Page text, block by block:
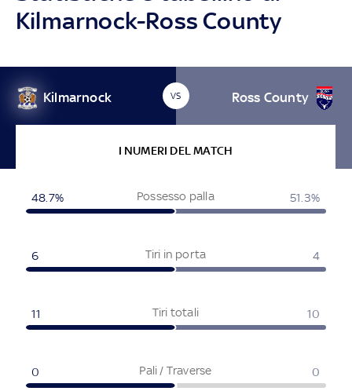
Kilmarnock-Ross County
Kilmarnock VS Ross County
I NUMERI DEL MATCH
Possesso palla
48.7% 51.3%
Tiri in porta
6 4
Tiri totali
11 10
Pali / Traverse
0 0